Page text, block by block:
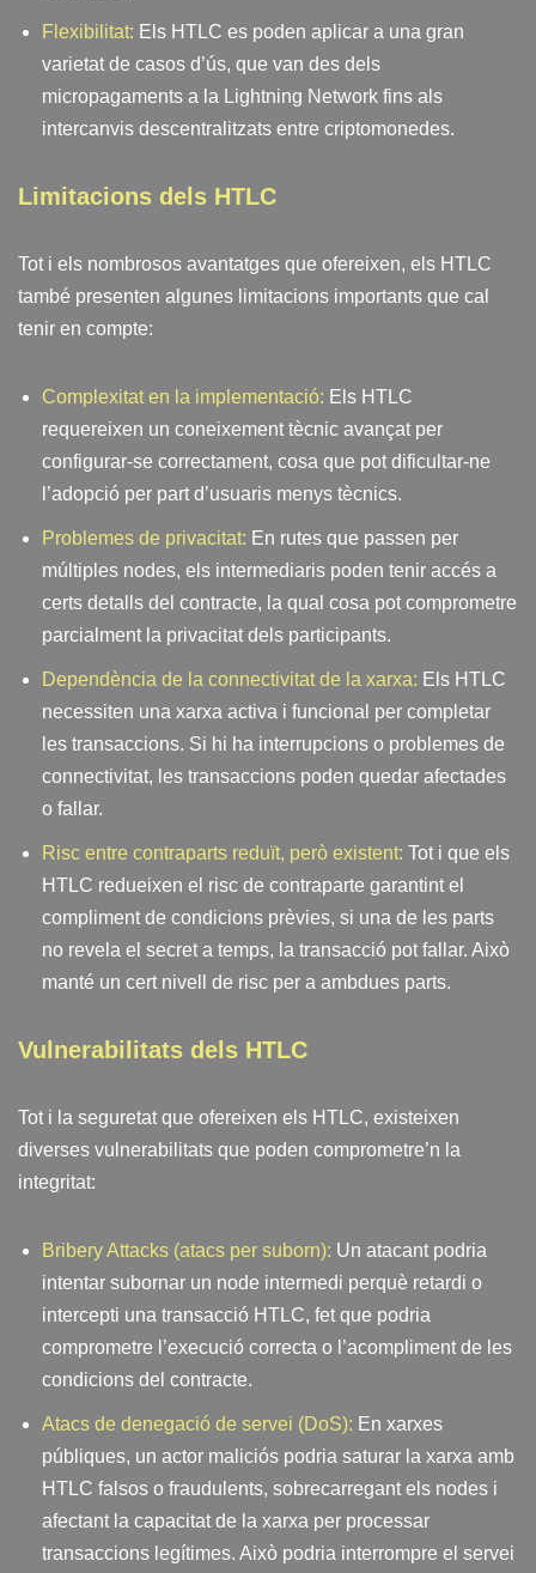
Flexibilitat: Els HTLC es poden aplicar a una gran
varietat de casos d’ús, que van des dels
micropagaments a la Lightning Network fins als
intercanvis descentralitzats entre criptomonedes.
Limitacions dels HTLC
Tot i els nombrosos avantatges que ofereixen, els HTLC
també presenten algunes limitacions importants que cal
tenir en compte:
Complexitat en la implementació: Els HTLC
requereixen un coneixement tècnic avançat per
configurar-se correctament, cosa que pot dificultar-ne
l’adopció per part d’usuaris menys tècnics.
Problemes de privacitat: En rutes que passen per
múltiples nodes, els intermediaris poden tenir accés a
certs detalls del contracte, la qual cosa pot comprometre
parcialment la privacitat dels participants.
Dependència de la connectivitat de la xarxa: Els HTLC
necessiten una xarxa activa i funcional per completar
les transaccions. Si hi ha interrupcions o problemes de
connectivitat, les transaccions poden quedar afectades
o fallar.
Risc entre contraparts reduït, però existent: Tot i que els
HTLC redueixen el risc de contraparte garantint el
compliment de condicions prèvies, si una de les parts
no revela el secret a temps, la transacció pot fallar. Això
manté un cert nivell de risc per a ambdues parts.
Vulnerabilitats dels HTLC
Tot i la seguretat que ofereixen els HTLC, existeixen
diverses vulnerabilitats que poden comprometre’n la
integritat:
Bribery Attacks (atacs per suborn): Un atacant podria
intentar subornar un node intermedi perquè retardi o
intercepti una transacció HTLC, fet que podria
comprometre l’execució correcta o l’acompliment de les
condicions del contracte.
Atacs de denegació de servei (DoS): En xarxes
públiques, un actor maliciós podria saturar la xarxa amb
HTLC falsos o fraudulents, sobrecarregant els nodes i
afectant la capacitat de la xarxa per processar
transaccions legítimes. Això podria interrompre el servei